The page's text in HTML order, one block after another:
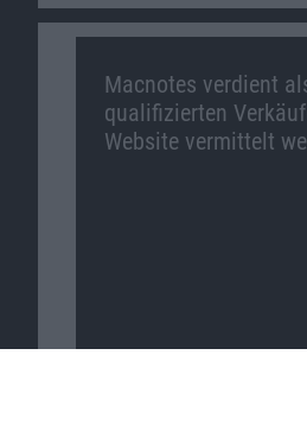
Macnotes verdient
qualifizierten
Website vermittelt